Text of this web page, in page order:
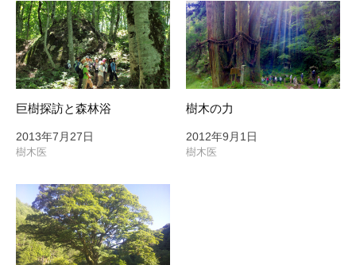
巨樹探訪と森林浴
2013年7月27日
樹木医
樹木の力
2012年9月1日
樹木医